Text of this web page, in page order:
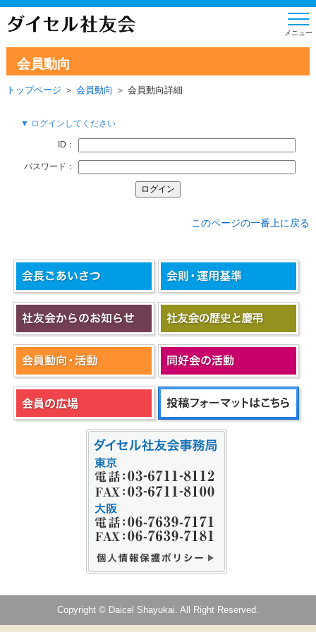
会員動向
トップページ ＞ 会員動向 ＞ 会員動向詳細
▼ ログインしてください
ID：
パスワード：
このページの一番上に戻る
Copyright © Daicel Shayukai. All Right Reserved.